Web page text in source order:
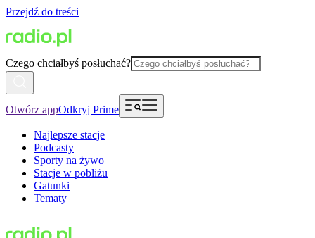
Przejdź do treści
Czego chciałbyś posłuchać?
Otwórz appOdkryj Prime
Najlepsze stacje
Podcasty
Sporty na żywo
Stacje w pobliżu
Gatunki
Tematy